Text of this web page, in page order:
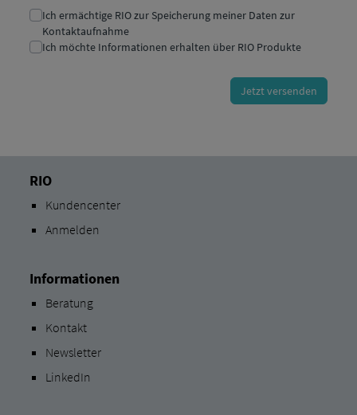
RIO
Kundencenter
Anmelden
Informationen
Beratung
Kontakt
Newsletter
LinkedIn